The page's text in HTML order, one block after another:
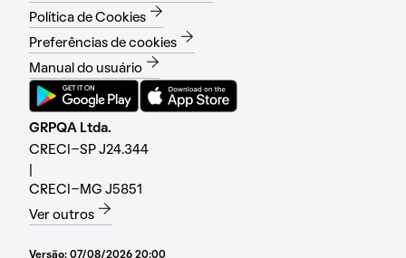
Política de Cookies
Preferências de cookies
Manual do usuário
GRPQA Ltda.
CRECI-SP J24.344
CRECI-MG J5851
Ver outros
Versão: 07/08/2026 20:00